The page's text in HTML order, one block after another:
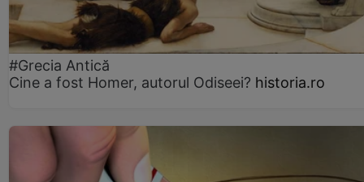
#Grecia Antică
Cine a fost Homer, autorul Odiseei? historia.ro